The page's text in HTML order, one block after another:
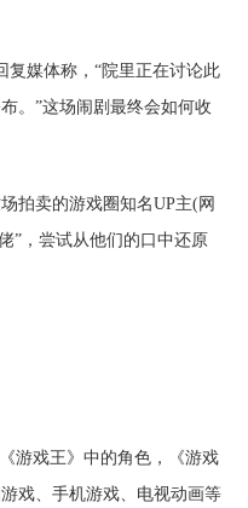
媒体称，“院里正在讨论此
。”这场闹剧最终会如何收
卖的游戏圈知名UP主(网
”，尝试从他们的口中还原
戏王》中的角色，《游戏
戏、手机游戏、电视动画等